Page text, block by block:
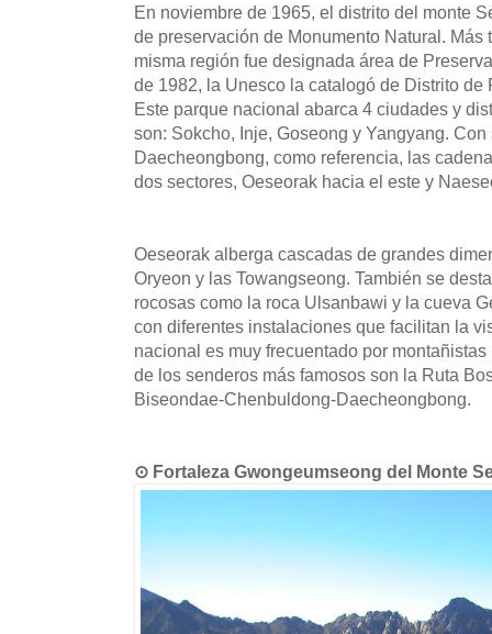
En noviembre de 1965, el distrito del monte
de preservación de Monumento Natural. Más
misma región fue designada área de
de 1982, la Unesco la catalogó de Distrito de
Este parque nacional abarca 4 ciudades y
son: Sokcho, Inje, Goseong y Yangyang.
Daecheongbong, como referencia, las
dos sectores, Oeseorak hacia el este y
Oeseorak alberga cascadas de grandes
Oryeon y las Towangseong. También se
rocosas como la roca Ulsanbawi y la cueva
con diferentes instalaciones que facilitan la
nacional es muy frecuentado por
de los senderos más famosos son la Ruta
Biseondae-Chenbuldong-Daecheongbong.
⊙ Fortaleza Gwongeumseong del Monte